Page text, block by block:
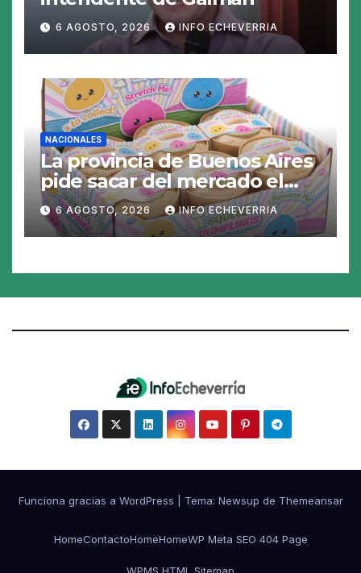
6 AGOSTO, 2026 INFO ECHEVERRIA
NACIONALES
La provincia de Buenos Aires
pide sacar del mercado el
«Squeezy Dumpling», un
juguete «tóxico»
6 AGOSTO, 2026 INFO ECHEVERRIA
Funciona gracias a WordPress Tema: Newsup de Themeansar
HomeContactoHomeHomeWP Meta SEO 404 Page
WPMS HTML Sitemap